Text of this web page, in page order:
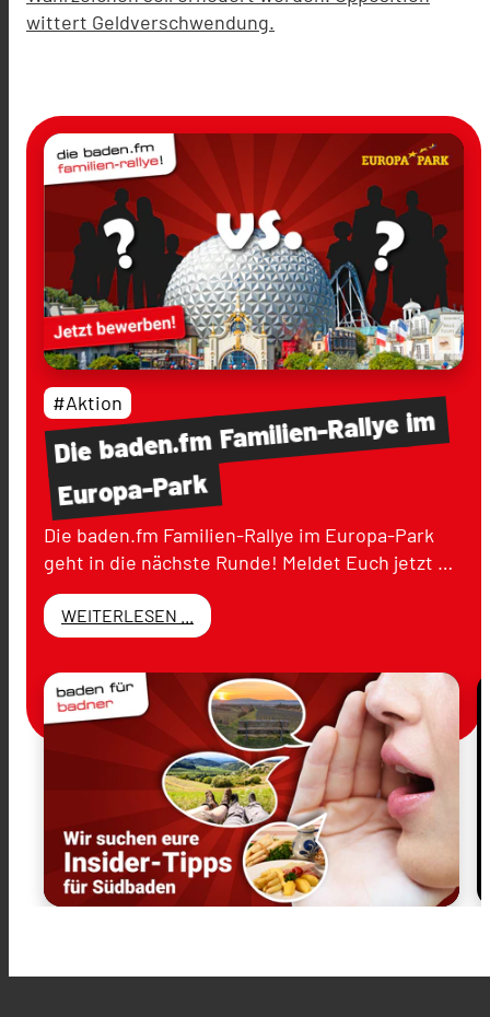
wittert Geldverschwendung.
Diebaden.fmFamilien-Rallyeim
Europa-Park
#Aktion
Die baden.fm Familien-Rallye im Europa-Park
geht in die nächste Runde! Meldet Euch jetzt …
WEITERLESEN ...